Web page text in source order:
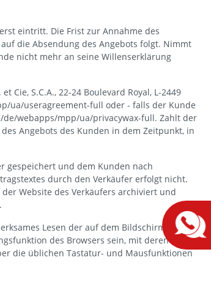
eintritt. Die Frist zur Annahme des
die Absendung des Angebots folgt. Nimmt
nicht mehr an seine Willenserklärung
S.C.A., 22-24 Boulevard Royal, L-2449
ua/useragreement-full oder - falls der Kunde
de/webapps/mpp/ua/privacywax-full. Zahlt der
Angebots des Kunden in dem Zeitpunkt, in
gespeichert und dem Kunden nach
durch den Verkäufer erfolgt nicht.
Website des Verkäufers archiviert und
Lesen der auf dem Bildschirm
des Browsers sein, mit deren Hilfe
die üblichen Tastatur- und Mausfunktionen